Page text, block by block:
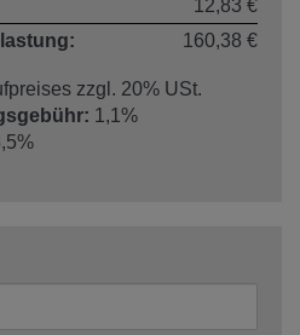
12,83 €
160,38 €
zzgl. 20% USt.
1,1%